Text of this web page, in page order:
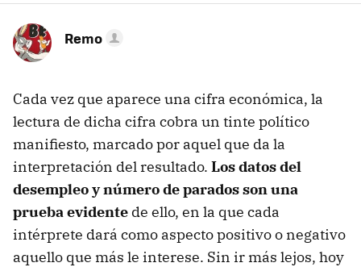
Remo
Cada vez que aparece una cifra económica, la
lectura de dicha cifra cobra un tinte político
manifiesto, marcado por aquel que da la
interpretación del resultado. Los datos del
desempleo y número de parados son una
prueba evidente de ello, en la que cada
intérprete dará como aspecto positivo o negativo
aquello que más le interese. Sin ir más lejos, hoy